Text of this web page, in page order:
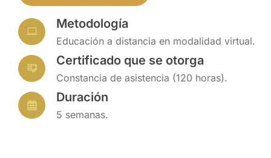
la gerencia de la
expectativas.
información.
Metodología
Educación a distancia en modalidad virtual.
Certificado que se otorga
Constancia de asistencia (120 horas).
Duración
5 semanas.